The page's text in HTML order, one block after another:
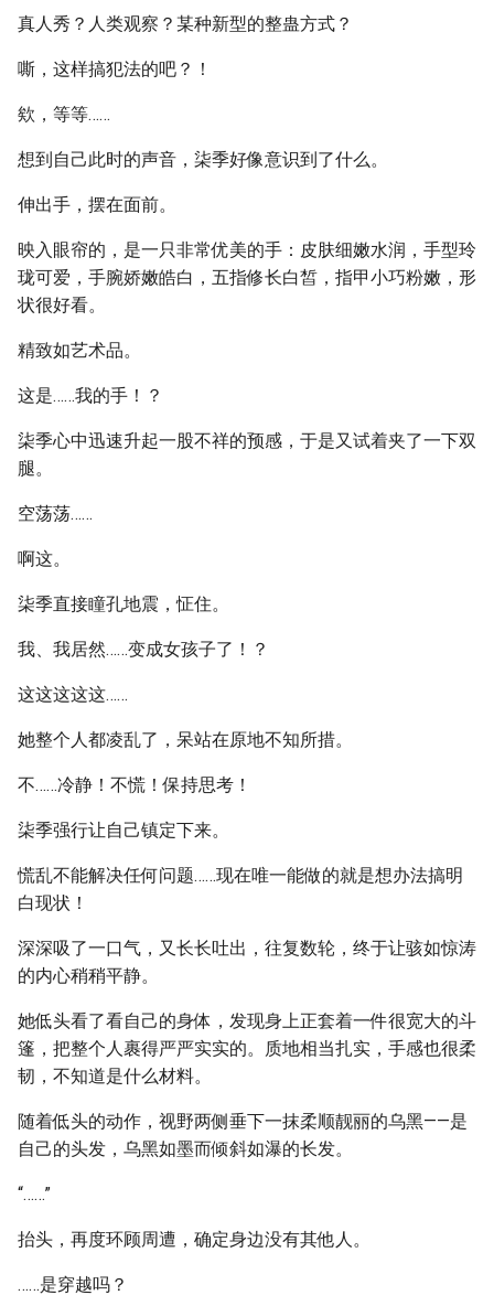
真人秀？人类观察？某种新型的整蛊方式？
嘶，这样搞犯法的吧？！
欸，等等……
想到自己此时的声音，柒季好像意识到了什么。
伸出手，摆在面前。
映入眼帘的，是一只非常优美的手：皮肤细嫩水润，手型玲
珑可爱，手腕娇嫩皓白，五指修长白皙，指甲小巧粉嫩，形
状很好看。
精致如艺术品。
这是……我的手！？
柒季心中迅速升起一股不祥的预感，于是又试着夹了一下双
腿。
空荡荡……
啊这。
柒季直接瞳孔地震，怔住。
我、我居然……变成女孩子了！？
这这这这这……
她整个人都凌乱了，呆站在原地不知所措。
不……冷静！不慌！保持思考！
柒季强行让自己镇定下来。
慌乱不能解决任何问题……现在唯一能做的就是想办法搞明
白现状！
深深吸了一口气，又长长吐出，往复数轮，终于让骇如惊涛
的内心稍稍平静。
她低头看了看自己的身体，发现身上正套着一件很宽大的斗
篷，把整个人裹得严严实实的。质地相当扎实，手感也很柔
韧，不知道是什么材料。
随着低头的动作，视野两侧垂下一抹柔顺靓丽的乌黑——是
自己的头发，乌黑如墨而倾斜如瀑的长发。
“……”
抬头，再度环顾周遭，确定身边没有其他人。
……是穿越吗？